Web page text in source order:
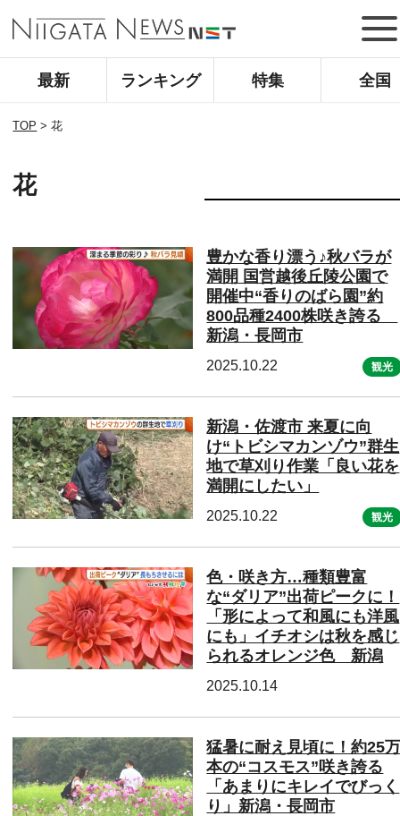
最新 ランキング 特集 全国
TOP >花
花
豊かな香り漂う♪秋バラが
満開 国営越後丘陵公園で
開催中“香りのばら園”約
800品種2400株咲き誇る
新潟・長岡市
2025.10.22 観光
新潟・佐渡市 来夏に向
け“トビシマカンゾウ”群生
地で草刈り作業「良い花を
満開にしたい」
2025.10.22 観光
色・咲き方…種類豊富
な“ダリア”出荷ピークに！
「形によって和風にも洋風
にも」イチオシは秋を感じ
られるオレンジ色 新潟
2025.10.14
猛暑に耐え見頃に！約25
本の“コスモス”咲き誇る
「あまりにキレイでびっく
り」新潟・長岡市